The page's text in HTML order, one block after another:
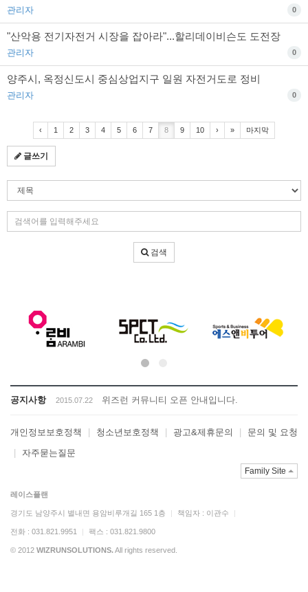
관리자 0
"산악용 전기자전거 시장을 잡아라"...할리데이비슨도 도전장
관리자 0
양주시, 옥정신도시 중심상업지구 일원 자전거도로 정비
관리자 0
‹ 1 2 3 4 5 6 7 8 9 10 › » 마지막
글쓰기
색
조
색
어
입
검색
공지사항 2015.07.22 위즈런 커뮤니티 오픈 안내입니다.
개인정보보호정책 | 청소년보호정책 | 광고&제휴문의 |
문의 및 요청
|
자주묻는질문
Family Site
레이스플랜
경기도 남양주시 별내면 용암비루개길 165 1층 | 책임자 : 이관수 |
전화 : 031.821.9951 | 팩스 : 031.821.9800
© 2012 WIZRUNSOLUTIONS.All rights reserved.